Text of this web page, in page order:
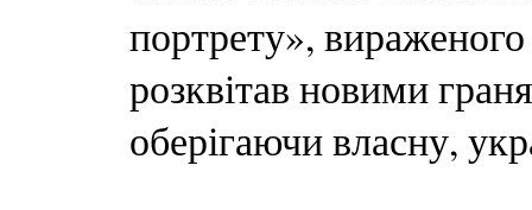
портрету»,
розквітав новими
оберігаючи власну,